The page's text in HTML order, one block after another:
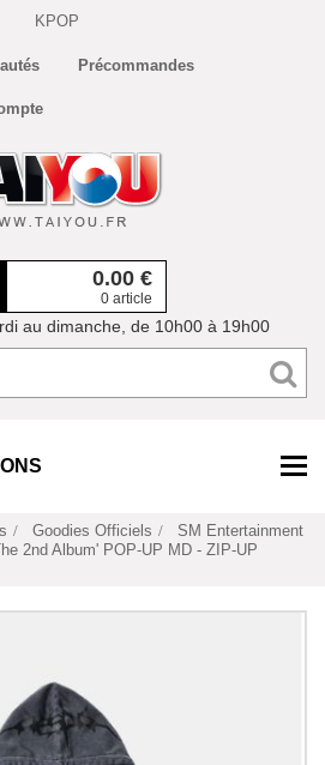
KPOP
Précommandes
0.00 €
0 article
au dimanche, de 10h00 à 19h00
Goodies Officiels
SM Entertainment
2nd Album' POP-UP MD - ZIP-UP